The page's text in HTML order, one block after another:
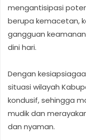
mengantisipasi
berupa kemacetan,
gangguan
dini hari.
Dengan
situasi wilayah
kondusif, sehingga
mudik dan
dan nyaman.